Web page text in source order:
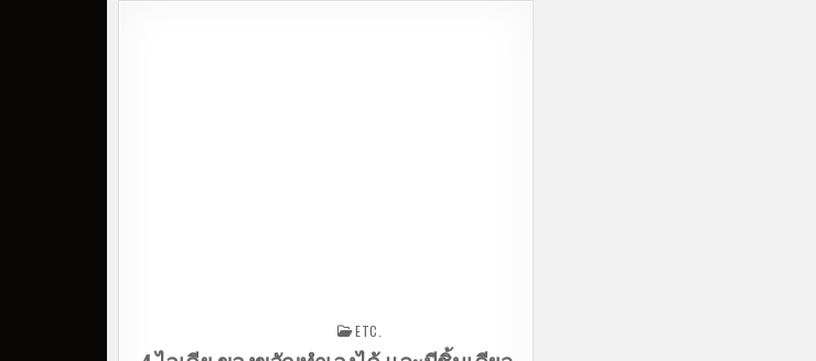
ETC.